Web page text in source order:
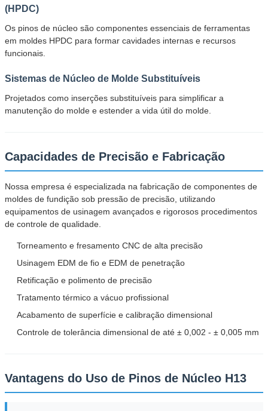
Ligaremos para você em breve!
(HPDC)
Os pinos de núcleo são componentes essenciais de ferramentas
em moldes HPDC para formar cavidades internas e recursos
funcionais.
Sistemas de Núcleo de Molde Substituíveis
Projetados como inserções substituíveis para simplificar a
manutenção do molde e estender a vida útil do molde.
Capacidades de Precisão e Fabricação
Nossa empresa é especializada na fabricação de componentes de
moldes de fundição sob pressão de precisão, utilizando
equipamentos de usinagem avançados e rigorosos procedimentos
de controle de qualidade.
Torneamento e fresamento CNC de alta precisão
Usinagem EDM de fio e EDM de penetração
Retificação e polimento de precisão
Tratamento térmico a vácuo profissional
Acabamento de superfície e calibração dimensional
Controle de tolerância dimensional de até ± 0,002 - ± 0,005 mm
Vantagens do Uso de Pinos de Núcleo H13